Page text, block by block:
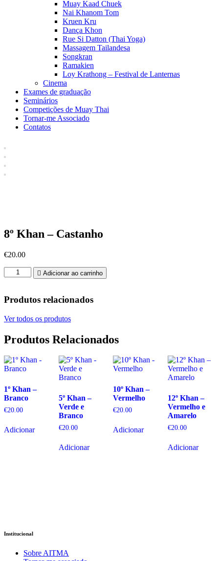
Muay Kaad Chuek
Nai Khanom Tom
Kruen Kru
Dança Khon
Rue Si Datton (Thai Yoga)
Massagem Tailandesa
Songkran
Ramakien
Loy Krathong – Festival de Lanternas
Cinema
Exames de graduação
Seminários
Competições de Muay Thai
Tornar-me Associado
Contatos
8º Khan – Castanho
€20.00
Quantidade
de
Khan
Vermelho
e
Adicionar ao carrinho
Produtos relacionados
Ver todos os produtos
Produtos Relacionados
1º Khan –
Branco
€20.00
Adicionar
5º Khan –
Verde e
Branco
€20.00
Adicionar
10º Khan –
Vermelho
€20.00
Adicionar
12º Khan –
Vermelho e
Amarelo
€20.00
Adicionar
Institucional
Sobre AITMA